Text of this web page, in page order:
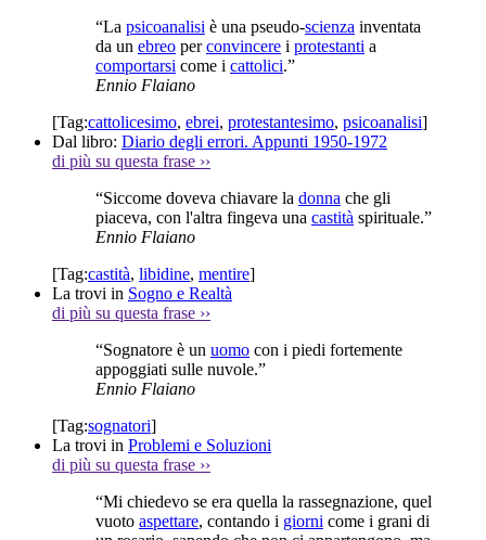
“La psicoanalisi è una pseudo-scienza inventata
da un ebreo perconvincere i protestanti a
comportarsi come i cattolici.”
Ennio Flaiano
[Tag:cattolicesimo, ebrei, protestantesimo, psicoanalisi]
Dal libro: Diario degli errori. Appunti 1950-1972
di più su questa frase ››
“Siccome doveva chiavare la donna che gli
piaceva, con l'altra fingeva una castità spirituale.”
Ennio Flaiano
[Tag:castità, libidine, mentire]
La trovi in Sogno e Realtà
di più su questa frase ››
“Sognatore è un uomo con i piedi fortemente
appoggiati sulle nuvole.”
Ennio Flaiano
[Tag:sognatori]
La trovi in Problemi e Soluzioni
di più su questa frase ››
“Mi chiedevo se era quella la rassegnazione, quel
vuoto aspettare, contando i giorni come i grani di